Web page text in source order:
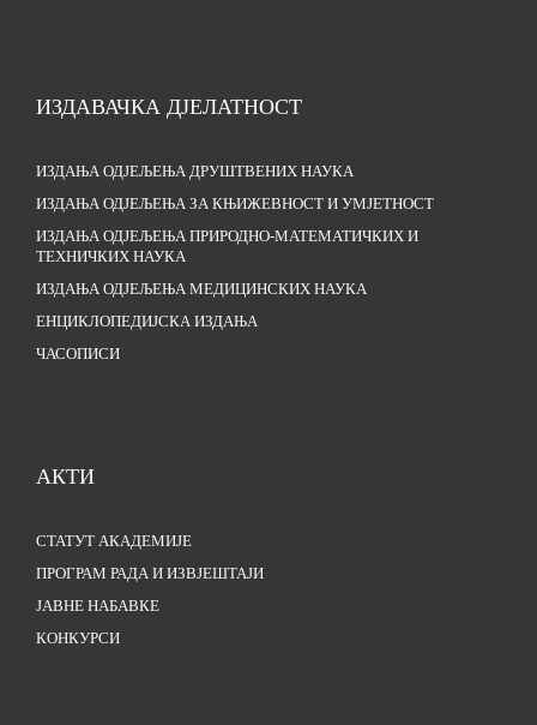
ИЗДАВАЧКА ДЈЕЛАТНОСТ
ИЗДАЊА ОДЈЕЉЕЊА ДРУШТВЕНИХ НАУКА
ИЗДАЊА ОДЈЕЉЕЊА ЗА КЊИЖЕВНОСТ И УМЈЕТНОСТ
ИЗДАЊА ОДЈЕЉЕЊА ПРИРОДНО-МАТЕМАТИЧКИХ И
ТЕХНИЧКИХ НАУКА
ИЗДАЊА ОДЈЕЉЕЊА МЕДИЦИНСКИХ НАУКА
ЕНЦИКЛОПЕДИЈСКА ИЗДАЊА
ЧАСОПИСИ
АКТИ
СТАТУТ АКАДЕМИЈЕ
ПРОГРАМ РАДА И ИЗВЈЕШТАЈИ
ЈАВНЕ НАБАВКЕ
КОНКУРСИ